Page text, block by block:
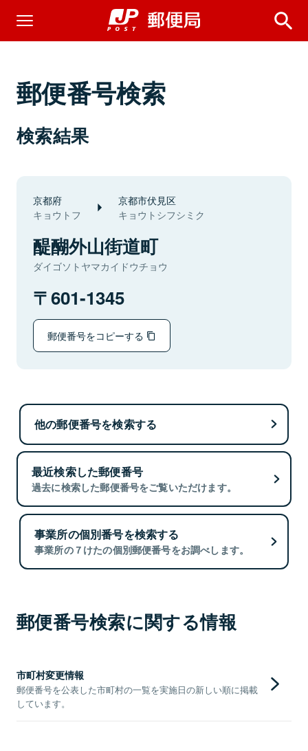
郵便番号検索
検索結果
京都府
キョウトフ
京都市伏見区
キョウトシフシミク
醍醐外山街道町
ダイゴソトヤマカイドウチョウ
601-1345
郵便番号をコピーする
他の郵便番号を検索する
最近検索した郵便番号
過去に検索した郵便番号をご覧いただけます。
事業所の個別番号を検索する
事業所の７けたの個別郵便番号をお調べします。
郵便番号検索に関する情報
市町村変更情報
郵便番号を公表した市町村の一覧を実施日の新しい順に掲載
しています。